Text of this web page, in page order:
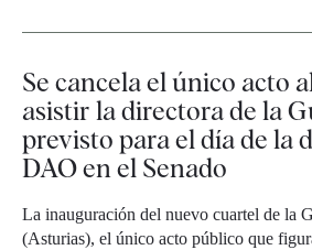
Se cancela el único acto
asistir la directora de la
previsto para el día de la
DAO en el Senado
La inauguración del nuevo cuartel de la
(Asturias), el único acto público que